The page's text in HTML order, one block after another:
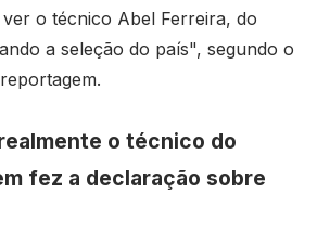
o técnico Abel Ferreira, do
a seleção do país", segundo o
o técnico do
fez a declaração sobre